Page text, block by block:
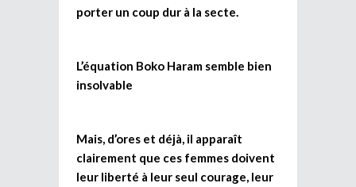
porter un coup dur à la secte.
L’équation Boko Haram semble bien
insolvable
Mais, d’ores et déjà, il apparaît
clairement que ces femmes doivent
leur liberté à leur seul courage, leur